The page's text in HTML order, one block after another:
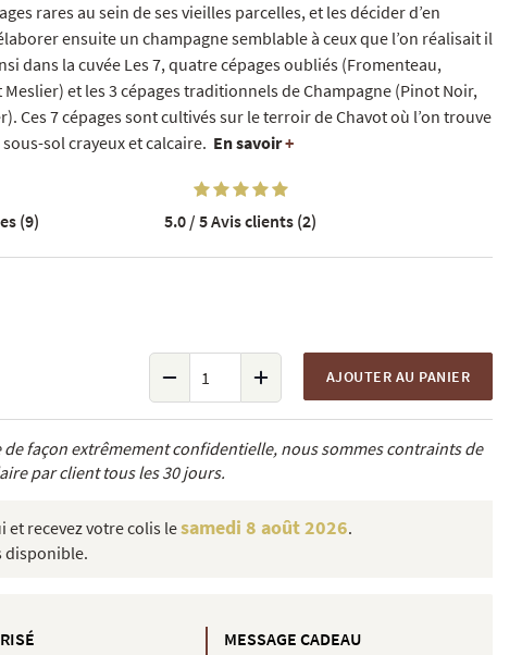
rares au sein de ses vieilles parcelles, et les décider d’en
ensuite un champagne semblable à ceux que l’on réalisait il
dans la cuvée Les 7, quatre cépages oubliés (Fromenteau,
et les 3 cépages traditionnels de Champagne (Pinot Noir,
Ces 7 cépages sont cultivés sur le terroir de Chavot où l’on trouve
sol crayeux et calcaire. En savoir+
(9) 5.0 / 5Avis clients (2)
AJOUTER AU PANIER
de façon extrêmement confidentielle, nous sommes contraints de
par client tous les 30 jours.
recevez votre colis lesamedi 8 août 2026.
disponible.
MESSAGE CADEAU